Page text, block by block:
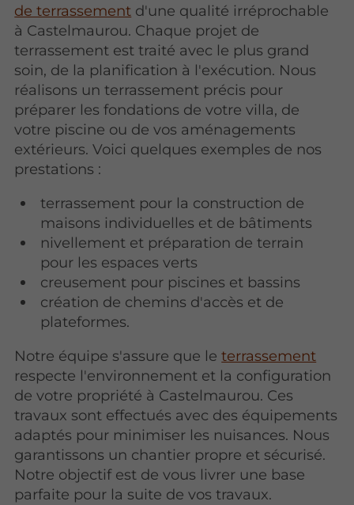
de terrassement d'une qualité irréprochable
à Castelmaurou. Chaque projet de
terrassement est traité avec le plus grand
soin, de la planification à l'exécution. Nous
réalisons un terrassement précis pour
préparer les fondations de votre villa, de
votre piscine ou de vos aménagements
extérieurs. Voici quelques exemples de nos
prestations :
terrassement pour la construction de
maisons individuelles et de bâtiments
nivellement et préparation de terrain
pour les espaces verts
creusement pour piscines et bassins
création de chemins d'accès et de
plateformes.
Notre équipe s'assure que leterrassement
respecte l'environnement et la configuration
de votre propriété à Castelmaurou. Ces
travaux sont effectués avec des équipements
adaptés pour minimiser les nuisances. Nous
garantissons un chantier propre et sécurisé.
Notre objectif est de vous livrer une base
parfaite pour la suite de vos travaux.